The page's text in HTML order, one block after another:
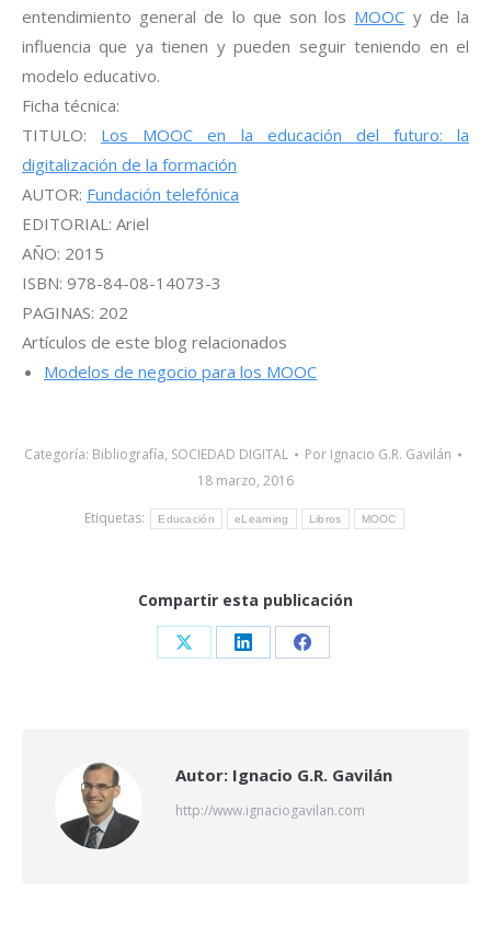
entendimiento general de lo que son los MOOC y de la
influencia que ya tienen y pueden seguir teniendo en el
modelo educativo.
Ficha técnica:
TITULO: Los MOOC en la educación del futuro: la
digitalización de la formación
AUTOR: Fundación telefónica
EDITORIAL: Ariel
AÑO: 2015
ISBN: 978-84-08-14073-3
PAGINAS: 202
Artículos de este blog relacionados
Modelos de negocio para los MOOC
Categoría: Bibliografía, SOCIEDAD DIGITAL Por Ignacio G.R. Gavilán
18 marzo, 2016
Etiquetas:
Educación eLearning Libros MOOC
Compartir esta publicación
Share Share Share
Autor: Ignacio G.R. Gavilán
http://www.ignaciogavilan.com